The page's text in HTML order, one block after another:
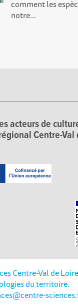
de
comment les
notre...
acteurs de
Centre-
Centre-Val de
du territoire.